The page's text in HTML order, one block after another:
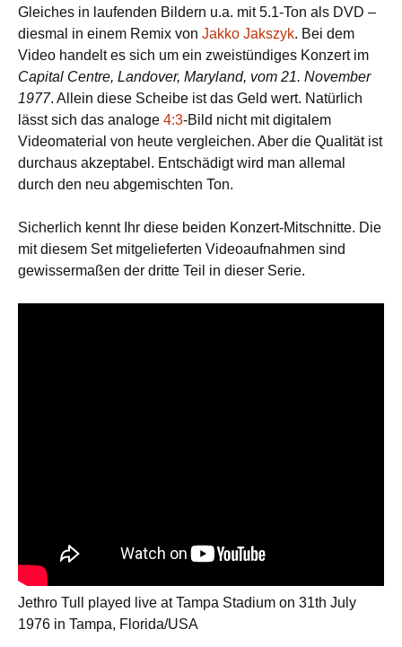
Gleiches in laufenden Bildern u.a. mit 5.1-Ton als DVD –
diesmal in einem Remix von Jakko Jakszyk. Bei dem
Video handelt es sich um ein zweistündiges Konzert im
Capital Centre, Landover, Maryland, vom 21. November
1977. Allein diese Scheibe ist das Geld wert. Natürlich
lässt sich das analoge 4:3-Bild nicht mit digitalem
Videomaterial von heute vergleichen. Aber die Qualität ist
durchaus akzeptabel. Entschädigt wird man allemal
durch den neu abgemischten Ton.
Sicherlich kennt Ihr diese beiden Konzert-Mitschnitte. Die
mit diesem Set mitgelieferten Videoaufnahmen sind
gewissermaßen der dritte Teil in dieser Serie.
Jethro Tull played live at Tampa Stadium on 31th July
1976 in Tampa, Florida/USA